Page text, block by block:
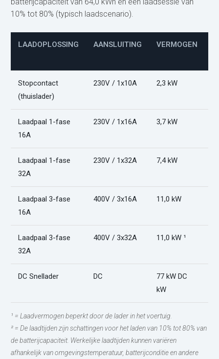
10% tot 80% (typisch laadscenario).
LAADOPLOSSING AANSLUITING VERMOGEN
Stopcontact
(thuislader)
230V / 1x10A 2,3 kW
Laadpaal 1-fase
16A
230V / 1x16A 3,7 kW
Laadpaal 1-fase
32A
230V / 1x32A 7,4 kW
Laadpaal 3-fase
16A
400V / 3x16A 11,0 kW
Laadpaal 3-fase
32A
400V / 3x32A 11,0 kW ¹
DC Snellader DC
77 kW DC
kW
¹ = Laadvermogen beperkt door de lader in het voertuig.
² = De laadtijden zijn schattingen voor het laden van 10% tot 80% van
de batterijcapaciteit. Werkelijke laadtijden kunnen variëren
afhankelijk van omgevingstemperatuur, batterijconditie en andere